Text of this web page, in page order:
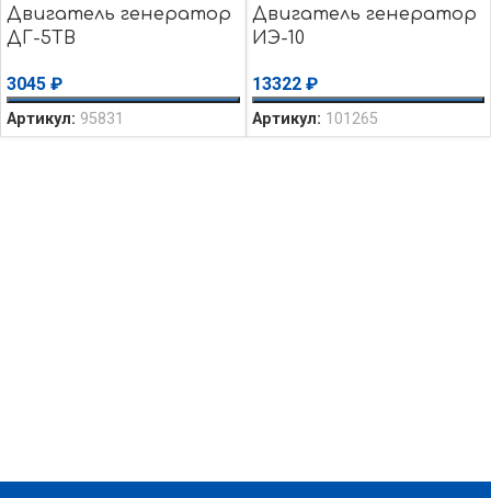
Двигатель генератор
ДГ-5ТВ
3045 ₽
Артикул: 95831
Двигатель генератор
ИЭ-10
13322 ₽
Артикул: 101265